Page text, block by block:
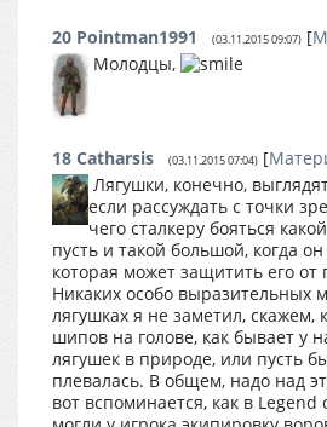
20 Pointman1991 (03.11.2015 09:07) [
Молодцы,
18 Catharsis (03.11.2015 07:04) [
Лягушки, конечно,
если рассуждать с точки
чего сталкеру бояться
пусть и такой большой, когда
которая может защитить его от
Никаких особо выразительных
лягушках я не заметил, скажем,
шипов на голове, как бывает у
лягушек в природе, или пусть
плевалась. В общем, надо над
вот вспоминается, как в